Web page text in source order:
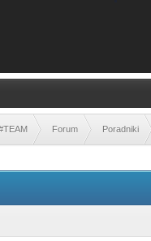
Forum Poradniki